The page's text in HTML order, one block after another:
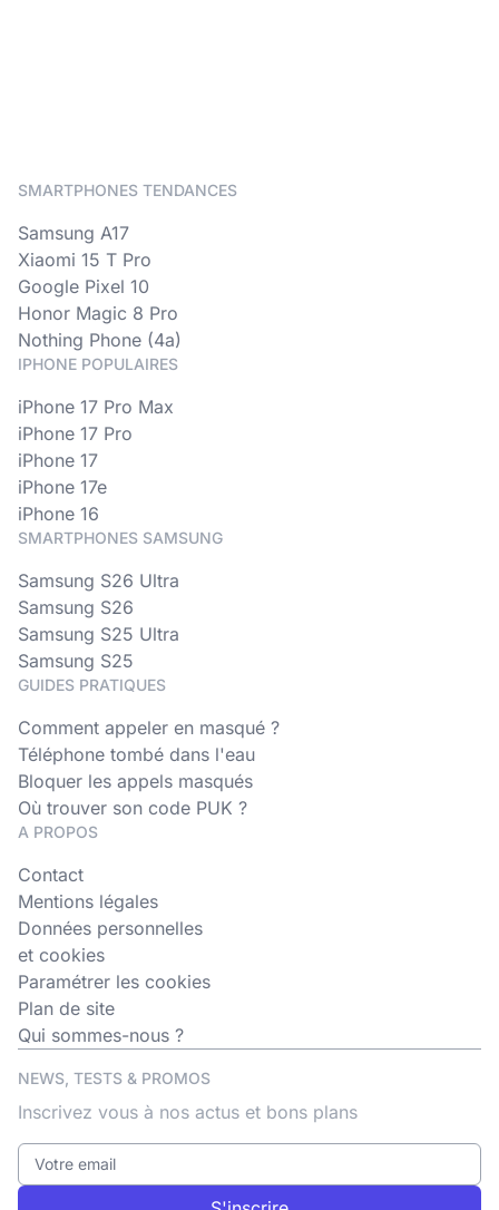
SMARTPHONES TENDANCES
Samsung A17
Xiaomi 15 T Pro
Google Pixel 10
Honor Magic 8 Pro
Nothing Phone (4a)
IPHONE POPULAIRES
iPhone 17 Pro Max
iPhone 17 Pro
iPhone 17
iPhone 17e
iPhone 16
SMARTPHONES SAMSUNG
Samsung S26 Ultra
Samsung S26
Samsung S25 Ultra
Samsung S25
GUIDES PRATIQUES
Comment appeler en masqué ?
Téléphone tombé dans l'eau
Bloquer les appels masqués
Où trouver son code PUK ?
A PROPOS
Contact
Mentions légales
Données personnelles
et cookies
Paramétrer les cookies
Plan de site
Qui sommes-nous ?
NEWS, TESTS & PROMOS
Inscrivez vous à nos actus et bons plans